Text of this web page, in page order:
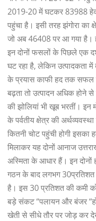
2019-20 में घटकर 83988
पहुंचा है। इसी तरह झंगोरा
जो अब 46408 पर आ गया है।
इन दोनों फसलों के पिछले एक
घट रहा है, लेकिन उत्पादकता में
के प्रयास काफी हद तक सफल
बढ़ता तो उत्पादन अधिक होने से
की झोलियां भी खूब भरतीं। इन
के पर्वतीय क्षेत्र की
कितनी चोट पहुंची होगी
मिलाकर यह दोनों आनाज
अस्मिता के आधार हैं। इन
गठन के बाद लगभग 30प्रतिशत
है। इस 30 प्रतिशत की कमी
बड़े संकट “पलायन और बंजर
खेती से सीधे तौर पर जोड़ कर